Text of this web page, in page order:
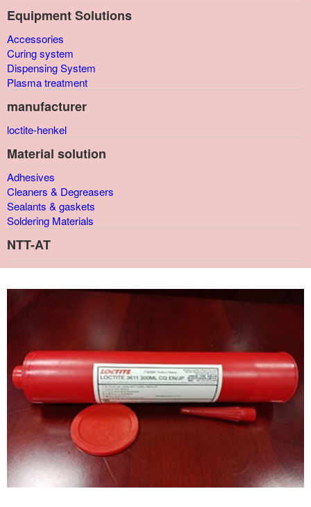
Equipment Solutions
Accessories
Curing system
Dispensing System
Plasma treatment
manufacturer
loctite-henkel
Material solution
Adhesives
Cleaners & Degreasers
Sealants & gaskets
Soldering Materials
NTT-AT